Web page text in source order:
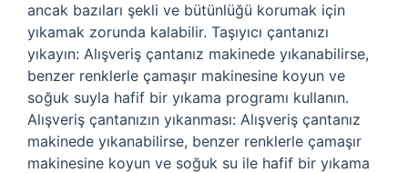
ancak bazıları şekli ve bütünlüğü korumak için
yıkamak zorunda kalabilir. Taşıyıcı çantanızı
yıkayın: Alışveriş çantanız makinede yıkanabilirse,
benzer renklerle çamaşır makinesine koyun ve
soğuk suyla hafif bir yıkama programı kullanın.
Alışveriş çantanızın yıkanması: Alışveriş çantanız
makinede yıkanabilirse, benzer renklerle çamaşır
makinesine koyun ve soğuk su ile hafif bir yıkama